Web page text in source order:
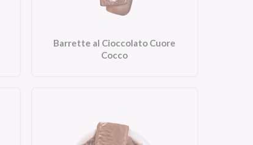
Barrette al Cioccolato Cuore
Cocco